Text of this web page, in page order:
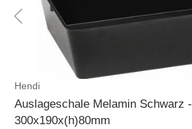
Hendi
Auslageschale Melamin Schwarz -
300x190x(h)80mm